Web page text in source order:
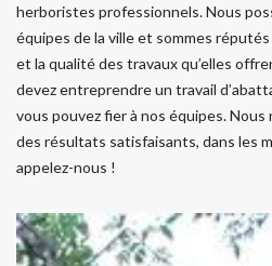
herboristes professionnels. Nous
équipes de la ville et sommes
et la qualité des travaux qu’elles
devez entreprendre un travail
vous pouvez fier à nos équipes.
des résultats satisfaisants, dans les
appelez-nous !